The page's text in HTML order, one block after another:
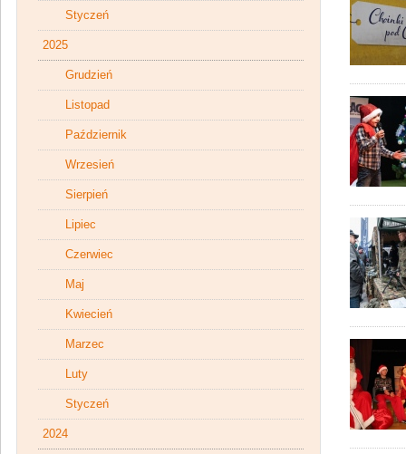
Styczeń
2025
Grudzień
Listopad
Październik
Wrzesień
Sierpień
Lipiec
Czerwiec
Maj
Kwiecień
Marzec
Luty
Styczeń
2024